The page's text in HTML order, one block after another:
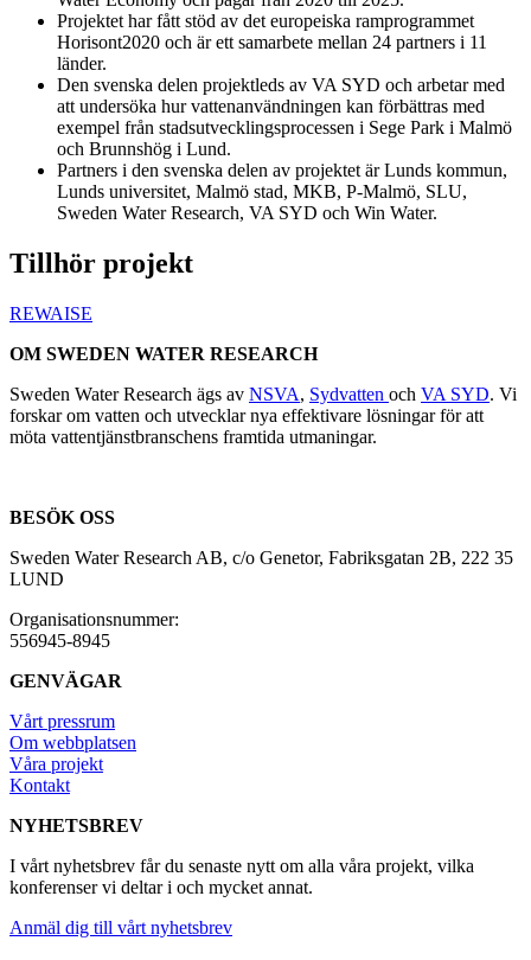
Projektet har fått stöd av det europeiska ramprogrammet
Horisont2020 och är ett samarbete mellan 24 partners i 11
länder.
Den svenska delen projektleds av VA SYD och arbetar med
att undersöka hur vattenanvändningen kan förbättras med
exempel från stadsutvecklingsprocessen i Sege Park i Malmö
och Brunnshög i Lund.
Partners i den svenska delen av projektet är Lunds kommun,
Lunds universitet, Malmö stad, MKB, P-Malmö, SLU,
Sweden Water Research, VA SYD och Win Water.
Tillhör projekt
REWAISE
OM SWEDEN WATER RESEARCH
Sweden Water Research ägs av NSVA, Sydvatten och VA SYD. Vi
forskar om vatten och utvecklar nya effektivare lösningar för att
möta vattentjänstbranschens framtida utmaningar.
BESÖK OSS
Sweden Water Research AB, c/o Genetor, Fabriksgatan 2B, 222 35
LUND
Organisationsnummer:
556945-8945
GENVÄGAR
Vårt pressrum
Om webbplatsen
Våra projekt
Kontakt
NYHETSBREV
I vårt nyhetsbrev får du senaste nytt om alla våra projekt, vilka
konferenser vi deltar i och mycket annat.
Anmäl dig till vårt nyhetsbrev